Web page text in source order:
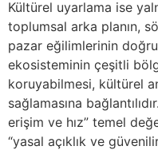
Kültürel uyarlama ise
toplumsal arka planın,
pazar eğilimlerinin
ekosisteminin çeşitli
koruyabilmesi, kültürel
sağlamasına
erişim ve hız” temel
“yasal açıklık ve